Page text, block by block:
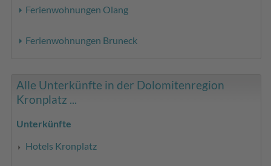
Ferienwohnungen Olang
Ferienwohnungen Bruneck
Alle Unterkünfte in der Dolomitenregion
Kronplatz ...
Unterkünfte
Hotels Kronplatz